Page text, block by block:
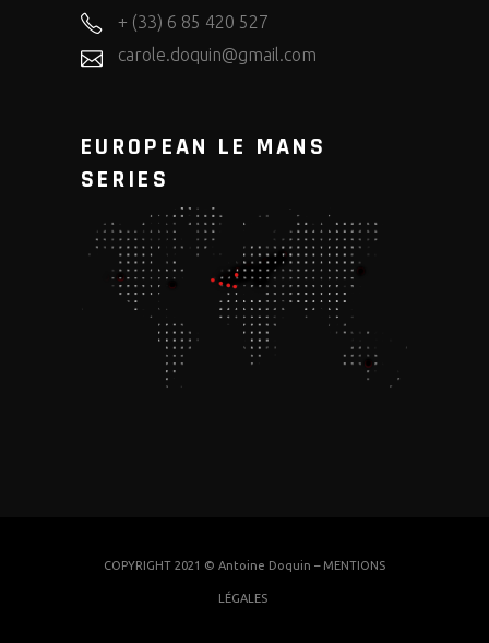
+ (33) 6 85 420 527
carole.doquin@gmail.com
EUROPEAN LE MANS
SERIES
COPYRIGHT 2021 © Antoine Doquin – MENTIONS
LÉGALES